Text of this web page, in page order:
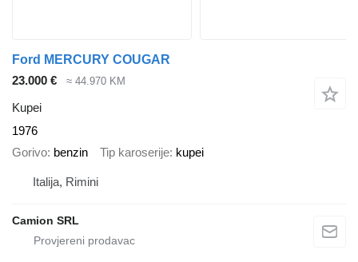
Ford MERCURY COUGAR
23.000 €
≈ 44.970 KM
Kupei
1976
Gorivo benzin Tip karoserije kupei
Italija, Rimini
Camion SRL